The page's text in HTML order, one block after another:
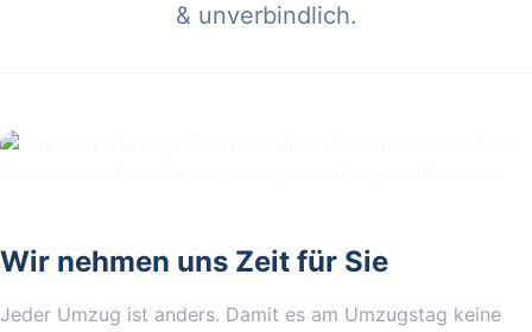
& unverbindlich.
Wir nehmen uns Zeit für Sie
Jeder Umzug ist anders. Damit es am Umzugstag keine